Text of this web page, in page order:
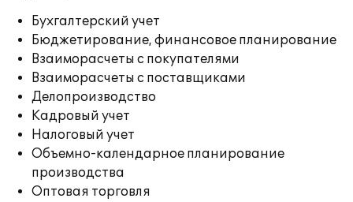
Бухгалтерский учет
Бюджетирование, финансовое планирование
Взаиморасчеты с покупателями
Взаиморасчеты с поставщиками
Делопроизводство
Кадровый учет
Налоговый учет
Объемно-календарное планирование
производства
Оптовая торговля